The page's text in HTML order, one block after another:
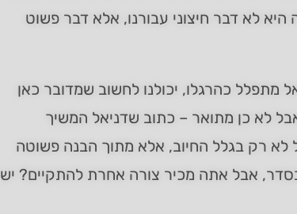
לא דבר חיצוני עבורנו, אלא דבר פשוט
מתפלל כהרגלו, יכולנו לחשוב שמדובר כאן
לא כן מתואר – כתוב שדניאל המשיך
לא רק בגלל החיוב, אלא מתוך הבנה פשוטה
אבל אתה מכיר צורה אחרת להתקיים? יש